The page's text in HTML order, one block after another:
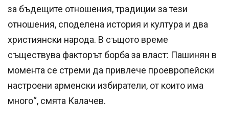
за бъдещите отношения, традиции за тези
отношения, споделена история и култура и два
християнски народа. В същото време
съществува факторът борба за власт: Пашинян в
момента се стреми да привлече проевропейски
настроени арменски избиратели, от които има
много“, смята Калачев.